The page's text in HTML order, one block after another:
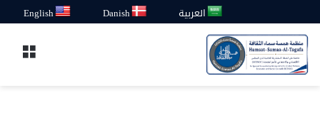
العربية Danish
English